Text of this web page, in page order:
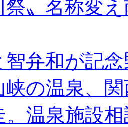
祭〟名称変
智弁和が記
峡の温泉、
。温泉施設